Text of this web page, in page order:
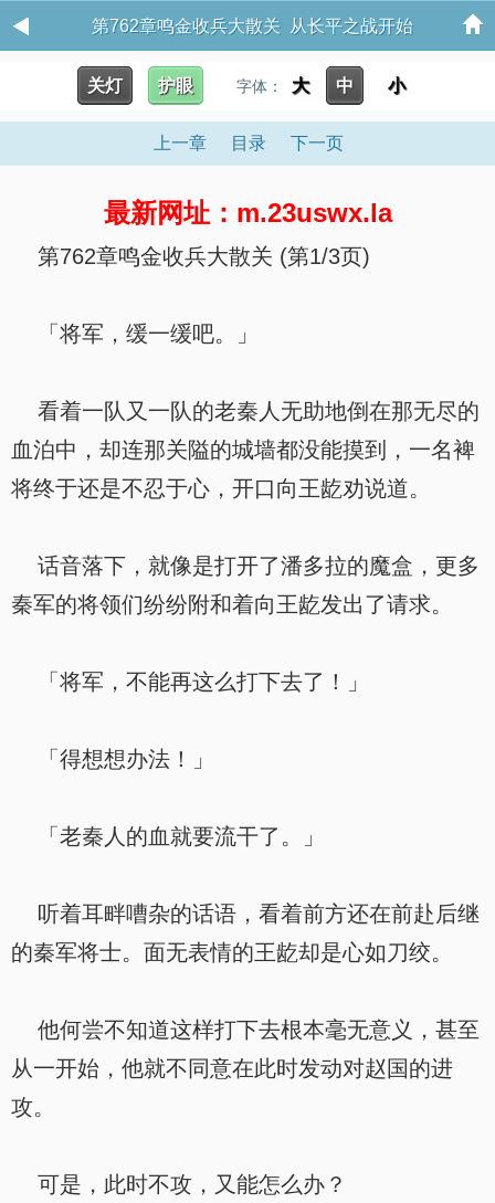
第762章鸣金收兵大散关 从长平之战开始
关灯 护眼 字体： 大 中 小
上一章 目录 下一页
最新网址：m.23uswx.la
第762章鸣金收兵大散关 (第1/3页)
「将军，缓一缓吧。」
看着一队又一队的老秦人无助地倒在那无尽的
血泊中，却连那关隘的城墙都没能摸到，一名裨
将终于还是不忍于心，开口向王龁劝说道。
话音落下，就像是打开了潘多拉的魔盒，更多
秦军的将领们纷纷附和着向王龁发出了请求。
「将军，不能再这么打下去了！」
「得想想办法！」
「老秦人的血就要流干了。」
听着耳畔嘈杂的话语，看着前方还在前赴后继
的秦军将士。面无表情的王龁却是心如刀绞。
他何尝不知道这样打下去根本毫无意义，甚至
从一开始，他就不同意在此时发动对赵国的进
攻。
可是，此时不攻，又能怎么办？